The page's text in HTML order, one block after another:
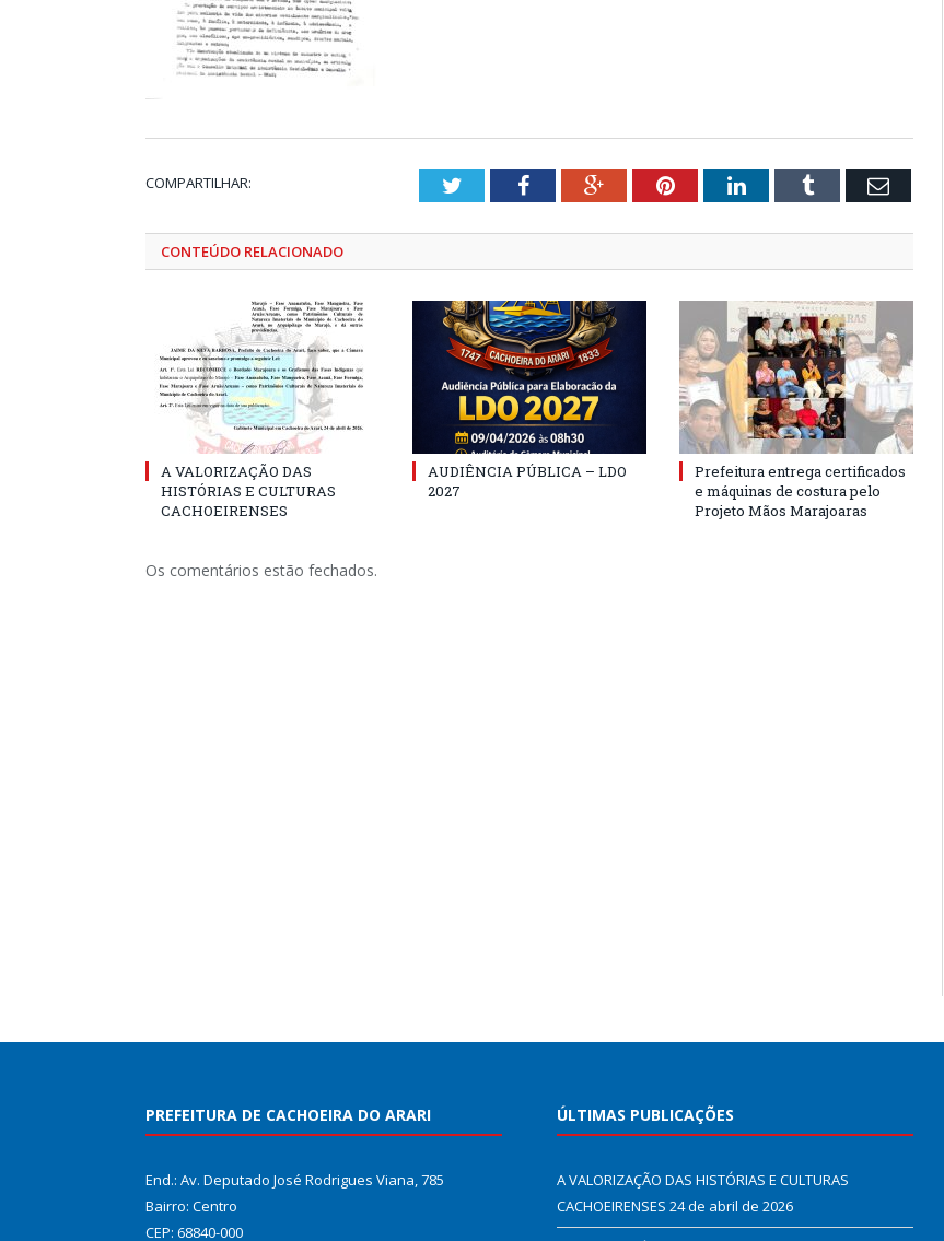
COMPARTILHAR: TwitterFacebookGoogle+PinterestLinkedInTumblr Email
CONTEÚDO RELACIONADO
A VALORIZAÇÃO DAS
HISTÓRIAS E CULTURAS
CACHOEIRENSES
AUDIÊNCIA PÚBLICA – LDO
2027
Prefeitura entrega certificados
e máquinas de costura pelo
Projeto Mãos Marajoaras
Os comentários estão fechados.
PREFEITURA DE CACHOEIRA DO ARARI
End.: Av. Deputado José Rodrigues Viana, 785
Bairro: Centro
CEP: 68840-000
ÚLTIMAS PUBLICAÇÕES
A VALORIZAÇÃO DAS HISTÓRIAS E CULTURAS
CACHOEIRENSES 24 de abril de 2026